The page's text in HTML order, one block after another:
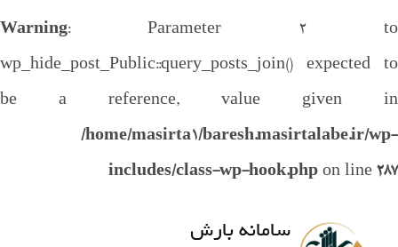
Warning: Parameter 2 to
wp_hide_post_Public::query_posts_join() expected to
be a reference, value given in
/home/masirta1/baresh.masirtalabe.ir/wp-
includes/class-wp-hook.php on line 287
سامانه بارش